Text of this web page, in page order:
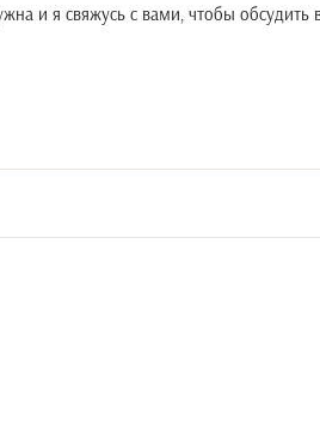
и я свяжусь с вами, чтобы обсудить